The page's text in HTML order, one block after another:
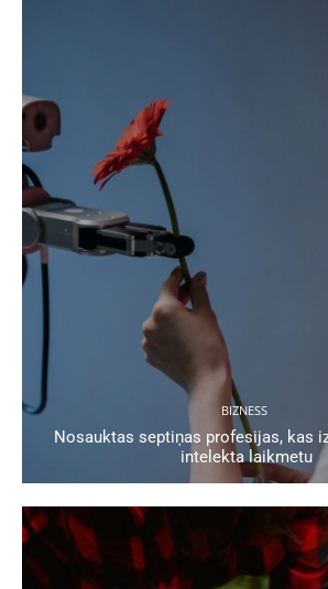
BIZNESS
Nosauktas septiņas profesijas, kas
intelekta laikmetu